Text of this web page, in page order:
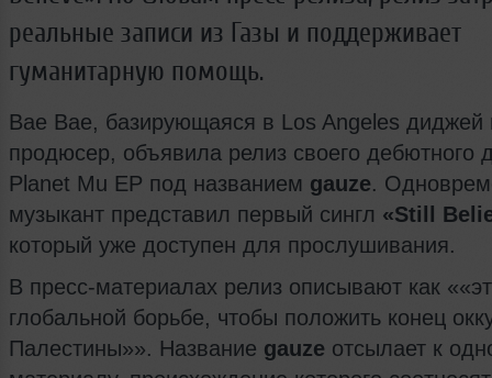
реальные записи из Газы и поддерживает
гуманитарную помощь.
Bae Bae, базирующаяся в Los Angeles диджей
продюсер, объявила релиз своего дебютного
Planet Mu EP под названием gauze.
музыкант представил первый сингл «Still
который уже доступен для прослушивания.
В пресс‑материалах релиз описывают как
глобальной борьбе, чтобы положить конец
Палестины»». Название gauze отсылает к